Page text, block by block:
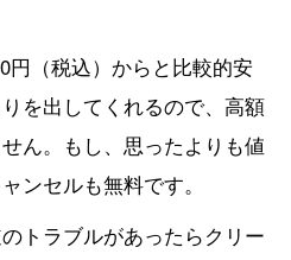
円（税込）からと比較的安
を出してくれるので、高額
ん。もし、思ったよりも値
ンセルも無料です。
トラブルがあったらクリー